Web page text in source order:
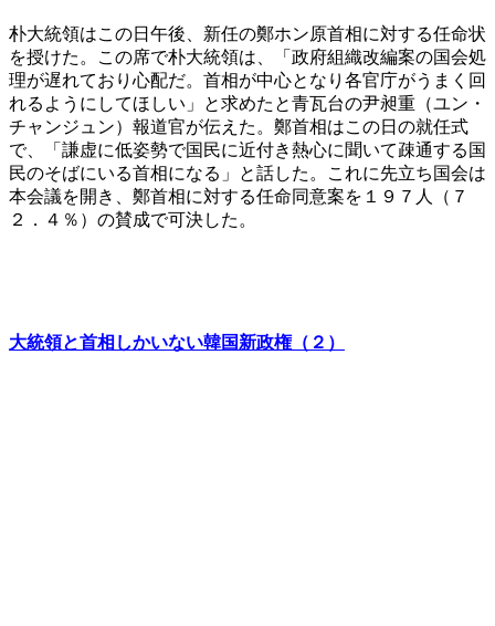
朴大統領はこの日午後、新任の鄭ホン原首相に対する任命状
を授けた。この席で朴大統領は、「政府組織改編案の国会処
理が遅れており心配だ。首相が中心となり各官庁がうまく回
れるようにしてほしい」と求めたと青瓦台の尹昶重（ユン・
チャンジュン）報道官が伝えた。鄭首相はこの日の就任式
で、「謙虚に低姿勢で国民に近付き熱心に聞いて疎通する国
民のそばにいる首相になる」と話した。これに先立ち国会は
本会議を開き、鄭首相に対する任命同意案を１９７人（７
２．４％）の賛成で可決した。
大統領と首相しかいない韓国新政権（２）